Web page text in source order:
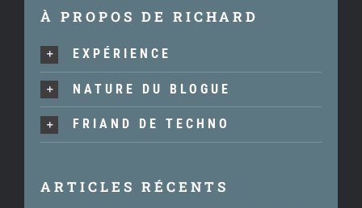
À PROPOS DE RICHARD
EXPÉRIENCE
NATURE DU BLOGUE
FRIAND DE TECHNO
ARTICLES RÉCENTS